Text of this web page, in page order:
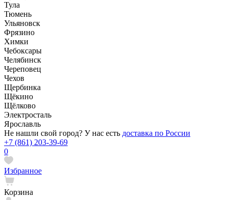
Тула
Тюмень
Ульяновск
Фрязино
Химки
Чебоксары
Челябинск
Череповец
Чехов
Щербинка
Щёкино
Щёлково
Электросталь
Ярославль
Не нашли свой город? У нас есть доставка по России
+7 (861) 203-39-69
0
Избранное
Корзина